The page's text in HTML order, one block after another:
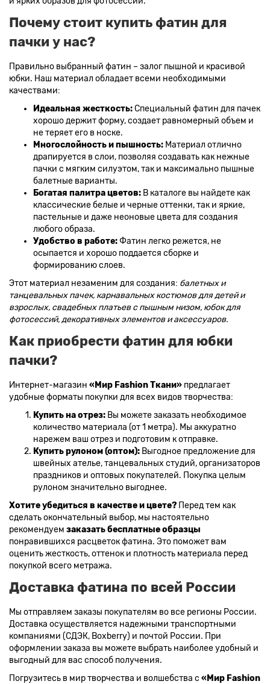
Почему стоит купить фатин для
пачки у нас?
Правильно выбранный фатин – залог пышной и красивой
юбки. Наш материал обладает всеми необходимыми
качествами:
Идеальная жесткость:Специальный фатин для пачек
хорошо держит форму, создает равномерный объем и
не теряет его в носке.
Многослойность и пышность: Материал отлично
драпируется в слои, позволяя создавать как нежные
пачки с мягким силуэтом, так и максимально пышные
балетные варианты.
Богатая палитра цветов: В каталоге вы найдете как
классические белые и черные оттенки, так и яркие,
пастельные и даже неоновые цвета для создания
любого образа.
Удобство в работе:Фатин легко режется, не
осыпается и хорошо поддается сборке и
формированию слоев.
Этот материал незаменим для создания: балетных и
танцевальных пачек, карнавальных костюмов для детей и
взрослых, свадебных платьев с пышным низом, юбок для
фотосессий, декоративных элементов и аксессуаров.
Как приобрести фатин для юбки
пачки?
Интернет-магазин «Мир Fashion Ткани» предлагает
удобные форматы покупки для всех видов творчества:
Купить на отрез: Вы можете заказать необходимое
количество материала (от 1 метра). Мы аккуратно
нарежем ваш отрез и подготовим к отправке.
Купить рулоном (оптом): Выгодное предложение для
швейных ателье, танцевальных студий, организаторов
праздников и оптовых покупателей. Покупка целым
рулоном значительно выгоднее.
Хотите убедиться в качестве и цвете? Перед тем как
сделать окончательный выбор, мы настоятельно
рекомендуем заказать бесплатные образцы
понравившихся расцветок фатина. Это поможет вам
оценить жесткость, оттенок и плотность материала перед
покупкой всего метража.
Доставка фатина по всей России
Мы отправляем заказы покупателям во все регионы России.
Доставка осуществляется надежными транспортными
компаниями (СДЭК, Boxberry) и почтой России. При
оформлении заказа вы можете выбрать наиболее удобный и
выгодный для вас способ получения.
Погрузитесь в мир творчества и волшебства с «Мир Fashion